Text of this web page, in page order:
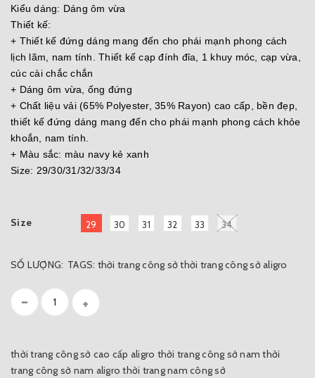
Kiểu dáng: Dáng ôm vừa
Thiết kế:
+ Thiết kế đứng dáng mang đến cho phái mạnh phong cách
lịch lãm, nam tính. Thiết kế cạp đính đỉa, 1 khuy móc, cạp vừa,
cúc cài chắc chắn
+ Dáng ôm vừa, ống đứng
+ Chất liệu vải (65% Polyester, 35% Rayon) cao cấp, bền đẹp,
thiết kế đứng dáng mang đến cho phái mạnh phong cách khỏe
khoắn, nam tính.
+ Màu sắc: màu navy kẻ xanh
Size: 29/30/31/32/33/34
Size 29 30 31 32 33 34
SỐ LƯỢNG:
- +
TAGS: thời trang công sởthời trang công sở aligro
thời trang công sở cao cấp aligro thời trang công sở nam thời
trang công sở nam aligro thời trang nam công sở